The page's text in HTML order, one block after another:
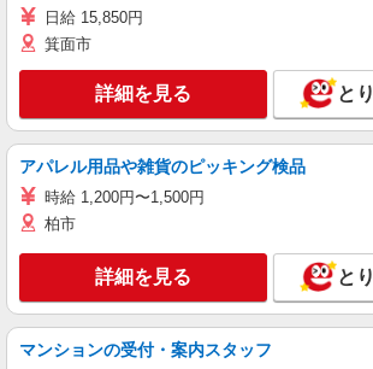
日給 15,850円
箕面市
詳細を見る と
アパレル用品や雑貨のピッキング検品
時給 1,200円〜1,500円
柏市
詳細を見る と
マンションの受付・案内スタッフ